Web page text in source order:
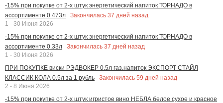
-15% при покупке от 2-х штук энергетический напиток ТОРНАДО в
ассортименте 0.473л
Закончилась 37 дней назад
1 - 30 Июня 2026
-15% при покупке от 2-х штук энергетический напиток ТОРНАДО в
ассортименте 0.33л
Закончилась 37 дней назад
1 - 30 Июня 2026
ПРИ ПОКУПКЕ виски РЭДВОКЕР 0.5л газ.напиток ЭКСПОРТ СТАЙЛ
КЛАССИК КОЛА 0.5л за 1 рубль
Закончилась 59 дней назад
2 - 8 Июня 2026
-15% при покупке от 2-х штук игристое вино НЕБЛА белое сухое и красное